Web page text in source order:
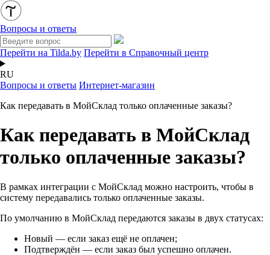
Вопросы и ответы
Перейти на Tilda.by Перейти в Справочный центр
RU
Вопросы и ответы Интернет-магазин
Как передавать в МойСклад только оплаченные заказы?
Как передавать в МойСклад
только оплаченные заказы?
В рамках интеграции с МойСклад можно настроить, чтобы в
систему передавались только оплаченные заказы.
По умолчанию в МойСклад передаются заказы в двух статусах:
Новый — если заказ ещё не оплачен;
Подтверждён — если заказ был успешно оплачен.